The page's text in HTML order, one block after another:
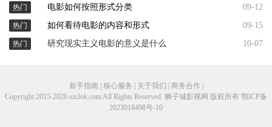
热门 电影如何按照形式分类 09-12
热门 如何看待电影的内容和形式 09-15
热门 研究现实主义电影的意义是什么 10-07
新手指南 | 核心服务 | 关于我们 | 商务合作 |
Copyright 2015-2026 szclok.com All Rights Reserved. 狮子城影视网 版权所有 鄂ICP备
2023018498号-10